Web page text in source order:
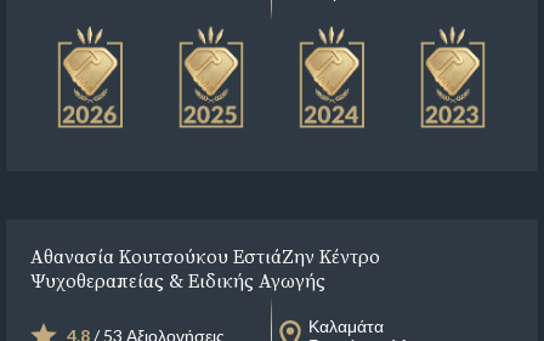
Αθανασία Κουτσούκου ΕστιάΖην Κέντρο
Ψυχοθεραπείας & Ειδικής Αγωγής
4.8/ 53 Αξιολογήσεις
Καλαμάτα